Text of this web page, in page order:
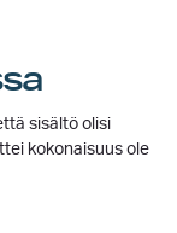
sisältö olisi
kokonaisuus ole